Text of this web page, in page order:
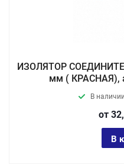
ИЗОЛЯТОР
мм ( КРАСНАЯ),
В наличии
от
В